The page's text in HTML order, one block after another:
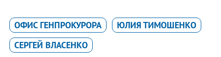
ОФИС ГЕНПРОКУРОРА
ЮЛИЯ ТИМОШЕНКО
СЕРГЕЙ ВЛАСЕНКО